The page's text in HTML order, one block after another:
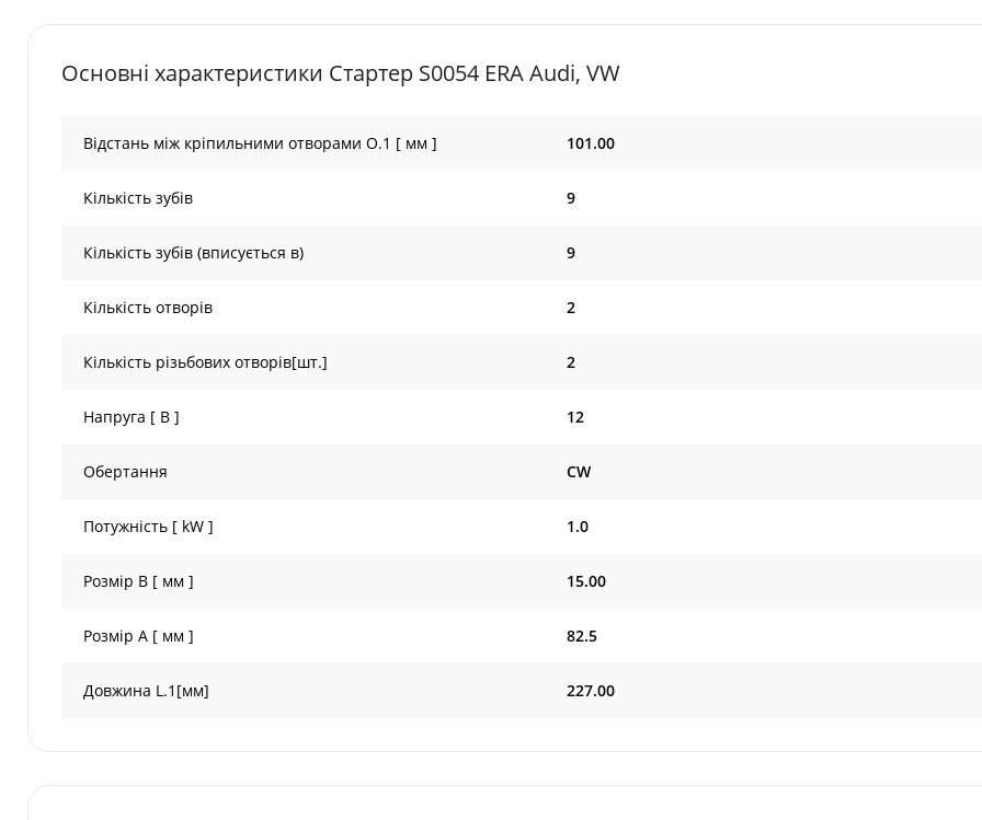
Основні характеристики Стартер S0054 ERA Audi, VW
Відстань між кріпильними отворами O.1 [ мм ] 101.00
Кількість зубів 9
Кількість зубів (вписується в) 9
Кількість отворів 2
Кількість різьбових отворів[шт.] 2
Напруга [ В ] 12
Обертання CW
Потужність [ kW ] 1.0
Розмір B [ мм ] 15.00
Розмір A [ мм ] 82.5
Довжина L.1[мм] 227.00